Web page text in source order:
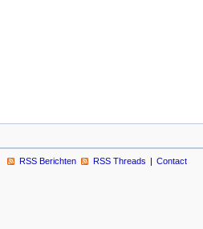
RSS Berichten RSS Threads Contact